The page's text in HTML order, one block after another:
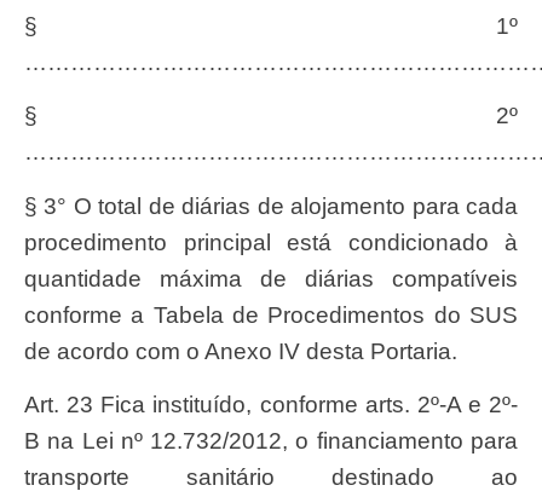
§ 1º
§ 2º
§ 3° O total de diárias de alojamento para cada
procedimento principal está condicionado à
quantidade máxima de diárias compatíveis
conforme a Tabela de Procedimentos do SUS
de acordo com o Anexo IV desta Portaria.
Art. 23 Fica instituído, conforme arts. 2º-A e 2º-
B na Lei nº 12.732/2012, o financiamento para
transporte sanitário destinado ao